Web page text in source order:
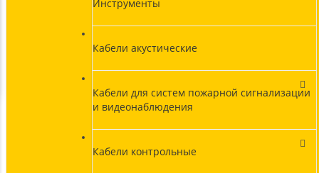
Инструменты
Кабели акустические
Кабели для систем пожарной сигнализации
и видеонаблюдения
Кабели контрольные